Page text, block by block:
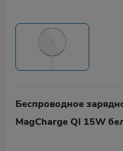
Беспроводное
MagCharge QI 15W